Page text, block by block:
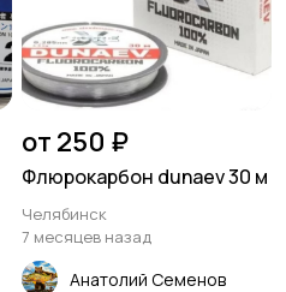
от 250 ₽
Флюрокарбон dunaev 30 м
Челябинск
7 месяцев назад
Анатолий Семенов